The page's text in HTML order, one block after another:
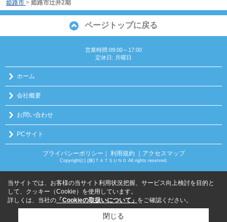
姫路市 > 姫路市辻井2期
ページトップに戻る
営業時間:09:00～17:00
定休日: 月曜日
ホーム
会社概要
お問い合わせ
PCサイト
プライバシーポリシー ｜ 利用規約 ｜アクセスマップ
Copyright(c) (株)ＴＡＴＳＵＮＯ All rights reserved.
当サイトでは、お客様の当サイト利用状況把握、サービス向上検討を目的と
して、クッキー（Cookie）を使用しています。
詳しくは、当社の 「Cookieの取扱いについて」 をご確認ください。
閉じる